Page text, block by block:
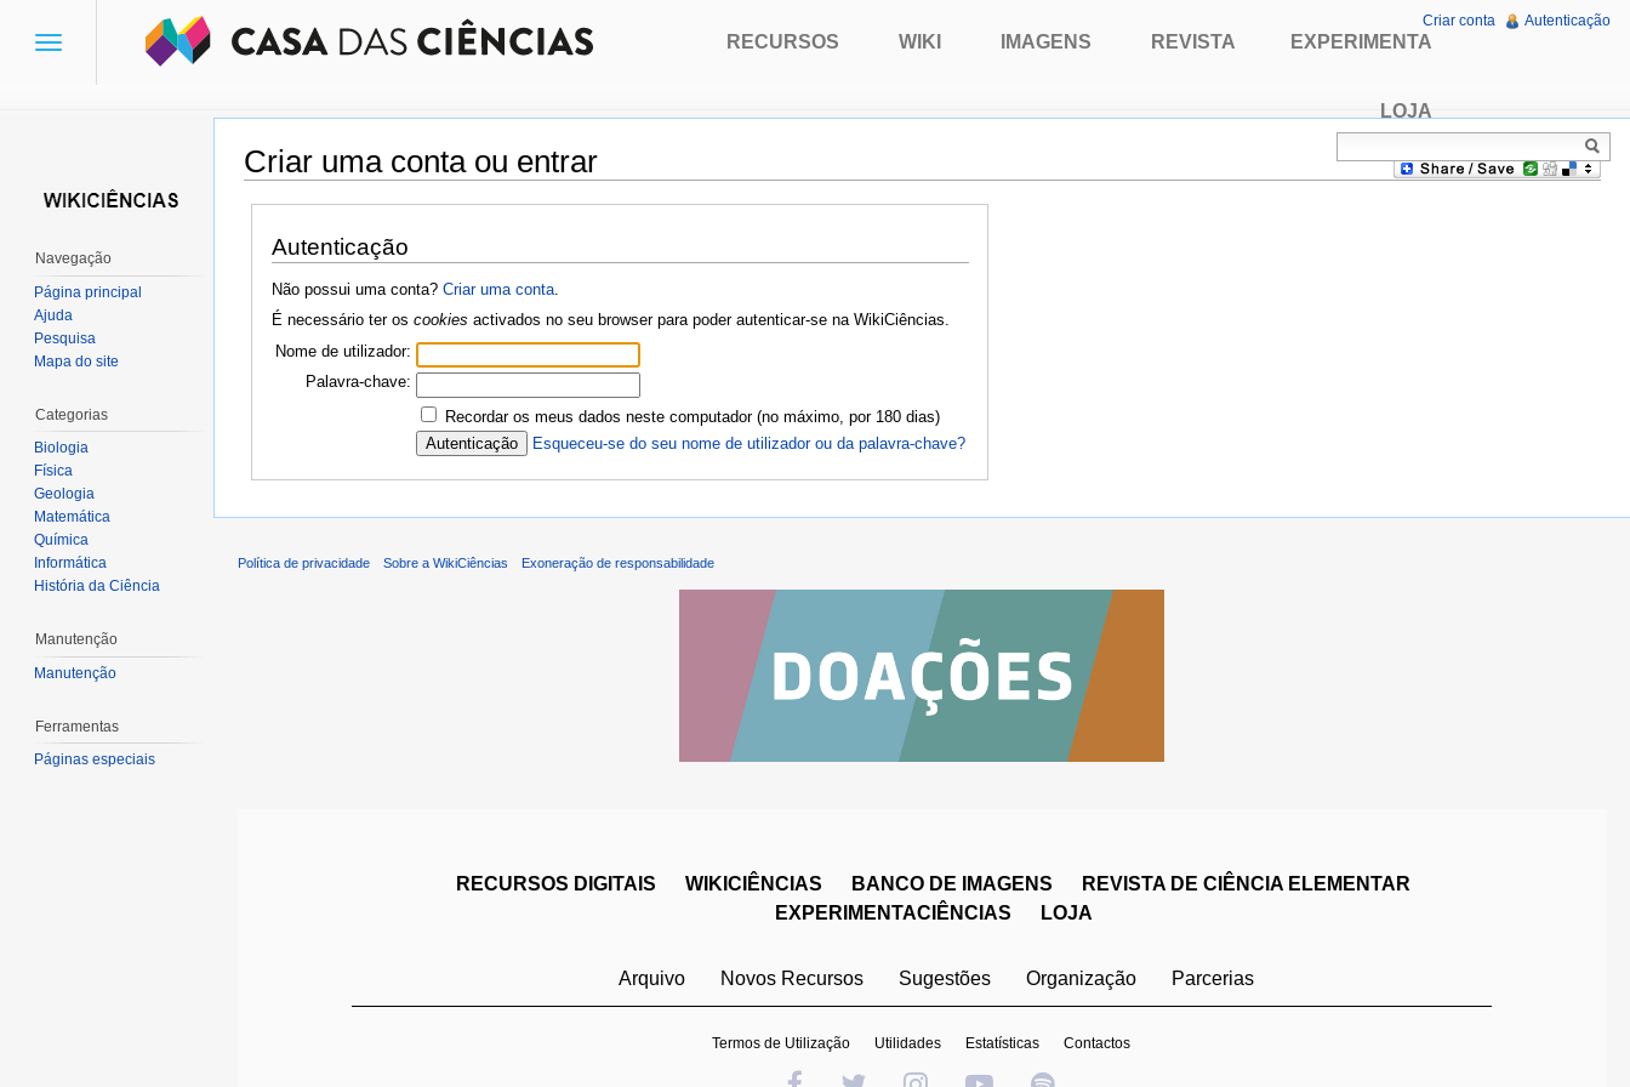
Criar uma conta ou entrar
Ir para:navegação,pesquisa
Autenticação
Não possui uma conta? Criar uma conta.
É necessário ter os cookies activados no seu browser para poder autenticar-se na WikiCiências.
Nome de utilizador:
Palavra-chave:
Recordar os meus dados neste computador (no máximo, por 180 dias)
Esqueceu-se do seu nome de utilizador ou da palavra-chave?
Toggle
RECURSOS WIKI IMAGENS REVISTA EXPERIMENTA
LOJA
Criar conta Autenticação
Navegação
Página principal
Ajuda
Pesquisa
Mapa do site
Categorias
Biologia
Física
Geologia
Matemática
Química
Informática
História da Ciência
Manutenção
Manutenção
Ferramentas
Páginas especiais
Política de privacidade Sobre a WikiCiências Exoneração de responsabilidade
RECURSOS DIGITAIS WIKICIÊNCIAS BANCO DE IMAGENS
REVISTA DE CIÊNCIA ELEMENTAR
EXPERIMENTACIÊNCIAS
LOJA
Arquivo Novos Recursos Sugestões Organização Parcerias
Termos de Utilização Utilidades Estatísticas Contactos